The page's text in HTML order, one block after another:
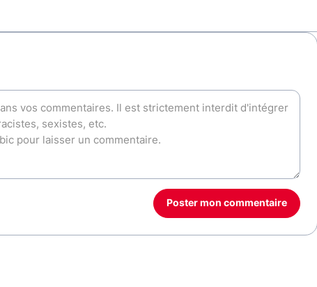
Poster mon commentaire